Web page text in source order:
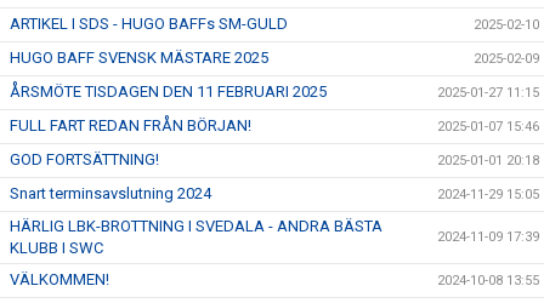
ARTIKEL I SDS - HUGO BAFFs SM-GULD 2025-02-10
HUGO BAFF SVENSK MÄSTARE 2025 2025-02-09
ÅRSMÖTE TISDAGEN DEN 11 FEBRUARI 2025 2025-01-27 11:15
FULL FART REDAN FRÅN BÖRJAN! 2025-01-07 15:46
GOD FORTSÄTTNING! 2025-01-01 20:18
Snart terminsavslutning 2024 2024-11-29 15:05
HÄRLIG LBK-BROTTNING I SVEDALA - ANDRA BÄSTA
KLUBB I SWC
2024-11-09 17:39
VÄLKOMMEN! 2024-10-08 13:55